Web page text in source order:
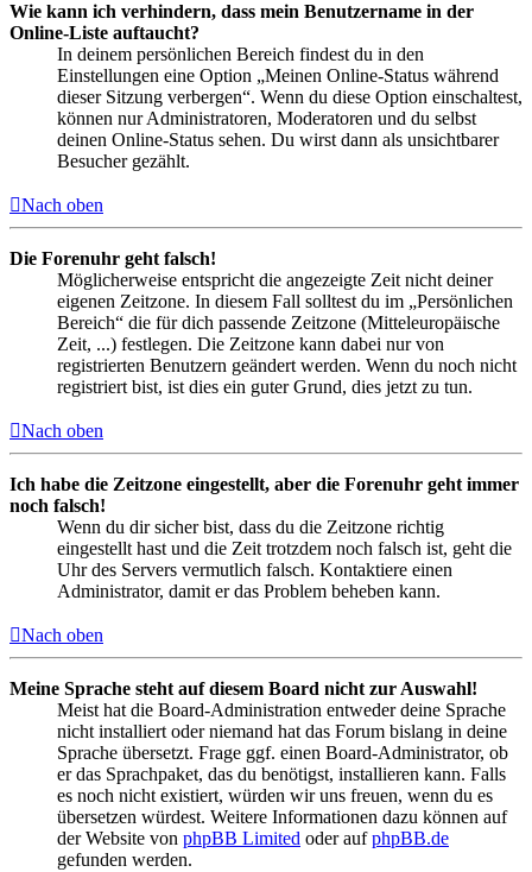
Wie kann ich verhindern, dass mein Benutzername in der
Online-Liste auftaucht?
In deinem persönlichen Bereich findest du in den
Einstellungen eine Option „Meinen Online-Status während
dieser Sitzung verbergen“. Wenn du diese Option einschaltest,
können nur Administratoren, Moderatoren und du selbst
deinen Online-Status sehen. Du wirst dann als unsichtbarer
Besucher gezählt.
Nach oben
Die Forenuhr geht falsch!
Möglicherweise entspricht die angezeigte Zeit nicht deiner
eigenen Zeitzone. In diesem Fall solltest du im „Persönlichen
Bereich“ die für dich passende Zeitzone (Mitteleuropäische
Zeit, ...) festlegen. Die Zeitzone kann dabei nur von
registrierten Benutzern geändert werden. Wenn du noch nicht
registriert bist, ist dies ein guter Grund, dies jetzt zu tun.
Nach oben
Ich habe die Zeitzone eingestellt, aber die Forenuhr geht immer
noch falsch!
Wenn du dir sicher bist, dass du die Zeitzone richtig
eingestellt hast und die Zeit trotzdem noch falsch ist, geht die
Uhr des Servers vermutlich falsch. Kontaktiere einen
Administrator, damit er das Problem beheben kann.
Nach oben
Meine Sprache steht auf diesem Board nicht zur Auswahl!
Meist hat die Board-Administration entweder deine Sprache
nicht installiert oder niemand hat das Forum bislang in deine
Sprache übersetzt. Frage ggf. einen Board-Administrator, ob
er das Sprachpaket, das du benötigst, installieren kann. Falls
es noch nicht existiert, würden wir uns freuen, wenn du es
übersetzen würdest. Weitere Informationen dazu können auf
der Website von phpBB Limited oder aufphpBB.de
gefunden werden.